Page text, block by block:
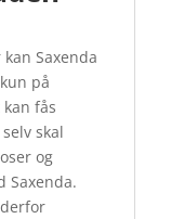
Saxenda
på
fås
skal
og
Saxenda.